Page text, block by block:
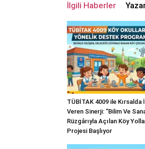
İlgili Haberler
TÜBİTAK 4009 ile Kırsalda
Veren Sinerji: “Bilim Ve
Rüzgârıyla Açılan Köy
Projesi Başlıyor